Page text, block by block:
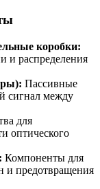
коробки:
и распределения
Пассивные
сигнал между
для
оптического
Компоненты для
и предотвращения